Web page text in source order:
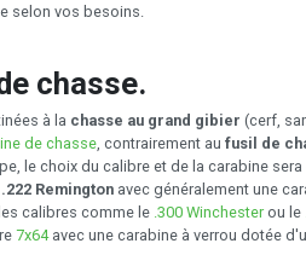
selon vos besoins.
chasse.
à la chasse au grand gibier (cerf,
de chasse , contrairement au fusil de
le choix du calibre et de la carabine sera
.222 Remington avec généralement une
calibres comme le .300 Winchester ou le
7x64avec une carabine à verrou dotée